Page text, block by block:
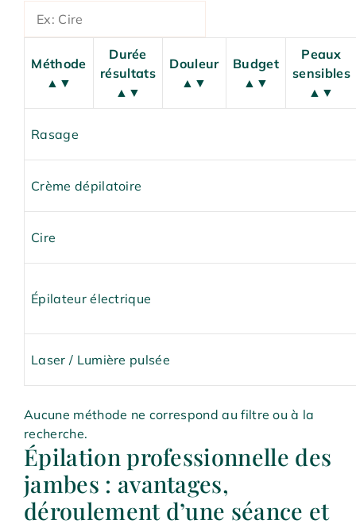
Méthode
▲▼
Durée
résultats
▲▼
Douleur
▲▼
Budget
▲▼
Peaux
sensibles
▲▼
Rasage
Crème dépilatoire
Cire
Épilateur électrique
Laser / Lumière pulsée
Aucune méthode ne correspond au filtre ou à la
recherche.
Épilation professionnelle des
jambes : avantages,
déroulement d’une séance et